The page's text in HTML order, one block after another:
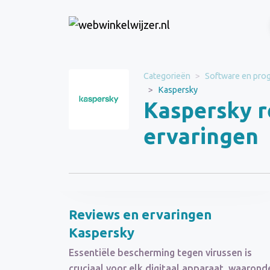
Categorieën Software en
Kaspersky
Kaspersky
ervaringen
Kaspersky
Software en
programmas
Reviews en ervaringen
Kaspersky
Essentiële bescherming tegen virussen is